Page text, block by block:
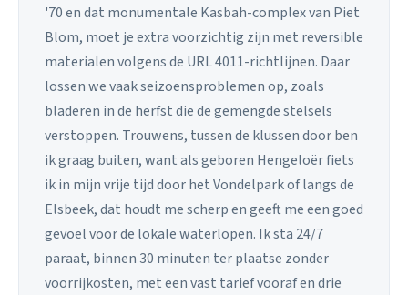
'70 en dat monumentale Kasbah-complex van Piet
Blom, moet je extra voorzichtig zijn met reversible
materialen volgens de URL 4011-richtlijnen. Daar
lossen we vaak seizoensproblemen op, zoals
bladeren in de herfst die de gemengde stelsels
verstoppen. Trouwens, tussen de klussen door ben
ik graag buiten, want als geboren Hengeloër fiets
ik in mijn vrije tijd door het Vondelpark of langs de
Elsbeek, dat houdt me scherp en geeft me een goed
gevoel voor de lokale waterlopen. Ik sta 24/7
paraat, binnen 30 minuten ter plaatse zonder
voorrijkosten, met een vast tarief vooraf en drie